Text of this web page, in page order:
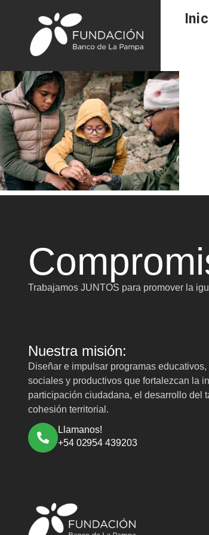
Trabajamos JUNTOS para promover la
Nuestra misión:
Diseñar e impulsar programas educativos,
sociales y productivos que fortalezcan la
participación ciudadana, el desarrollo del
cohesión territorial.
Llamanos!
+54 02954 439203